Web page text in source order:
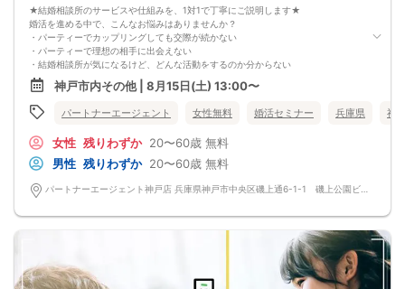
書）を忘れずご持参ください。
※その他、各イベントの内容・注意事項の記載をご確認ください。
※クレジットカードなどはご本人様確認書類になりませんのでご注意ください。
・お飲み物
※アルコール飲料はお控えください。
婚活パーティー 街コン お見合いパーティー
★結婚相談所のサービスや仕組みを、1対1で丁寧にご説明します★
婚活を進める中で、こんなお悩みはありませんか？
・パーティーでカップリングしても交際が続かない
・パーティーで理想の相手に出会えない
・結婚相談所が気になるけど、どんな活動をするのか分からない
そんな方のために、結婚相談所のプロアドバイザーが「あなたに合った婚活の進
め方」や「活動の流れ」を、個別にご案内します。
本相談会では、
・結婚相談所の仕組み・料金・サポート内容のご説明
・他の婚活手段との違いのご案内
を行います。
※婚活パーティーやグループセミナーではありません。
※婚活を真剣に考えている方向けの内容です。
「1年以内に結婚を目指したい」「効率よく婚活したい」とお考えの方におすすめ
※本相談会は、結婚相談所サービスのご説明と婚活相談を目的とした個別面談形式
です。
※カップリングやマッチングを行うイベントではありません。
神戸市内その他 | 8月15日(土) 13:00〜
パートナーエージェント 女性無料 婚活セミナー 兵庫県 神
女性 残りわずか 20〜60歳 無料
男性 残りわずか 20〜60歳 無料